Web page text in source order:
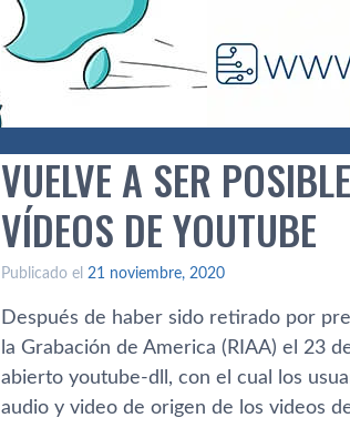
VUELVE A SER
VÍDEOS DE YOUTUBE
Publicado el 21 noviembre, 2020
Después de haber sido retirado por
la Grabación de America (RIAA) el 23
abierto youtube-dll, con el cual los
audio y video de origen de los videos